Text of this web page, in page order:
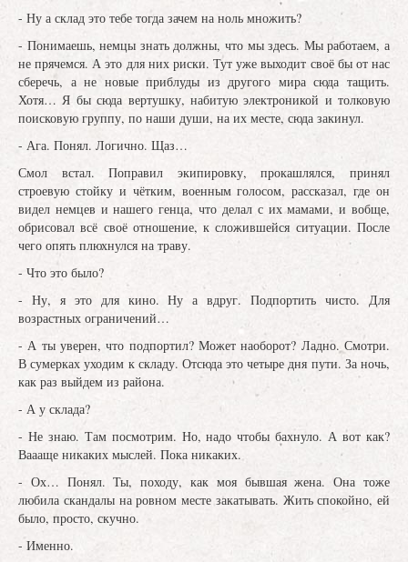
- Ну а склад это тебе тогда зачем на ноль множить?
- Понимаешь, немцы знать должны, что мы здесь. Мы работаем, а
не прячемся. А это для них риски. Тут уже выходит своё бы от нас
сберечь, а не новые приблуды из другого мира сюда тащить.
Хотя… Я бы сюда вертушку, набитую электроникой и толковую
поисковую группу, по наши души, на их месте, сюда закинул.
- Ага. Понял. Логично. Щаз…
Смол встал. Поправил экипировку, прокашлялся, принял
строевую стойку и чётким, военным голосом, рассказал, где он
видел немцев и нашего генца, что делал с их мамами, и вобще,
обрисовал всё своё отношение, к сложившейся ситуации. После
чего опять плюхнулся на траву.
- Что это было?
- Ну, я это для кино. Ну а вдруг. Подпортить чисто. Для
возрастных ограничений…
- А ты уверен, что подпортил? Может наоборот? Ладно. Смотри.
В сумерках уходим к складу. Отсюда это четыре дня пути. За ночь,
как раз выйдем из района.
- А у склада?
- Не знаю. Там посмотрим. Но, надо чтобы бахнуло. А вот как?
Ваааще никаких мыслей. Пока никаких.
- Ох… Понял. Ты, походу, как моя бывшая жена. Она тоже
любила скандалы на ровном месте закатывать. Жить спокойно, ей
было, просто, скучно.
- Именно.